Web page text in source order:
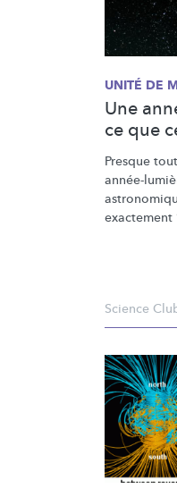
UNITÉ DE
Une
ce que
Presque
année-
exactement
Science